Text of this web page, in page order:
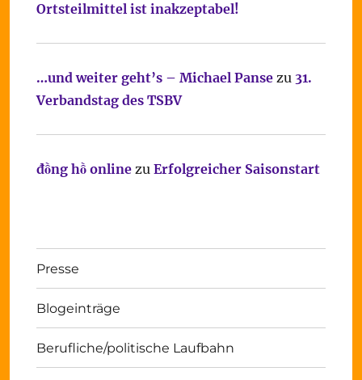
Ortsteilmittel ist inakzeptabel!
…und weiter geht’s – Michael Pansezu 31.
Verbandstag des TSBV
đồng hồ onlinezu Erfolgreicher Saisonstart
Presse
Blogeinträge
Berufliche/politische Laufbahn